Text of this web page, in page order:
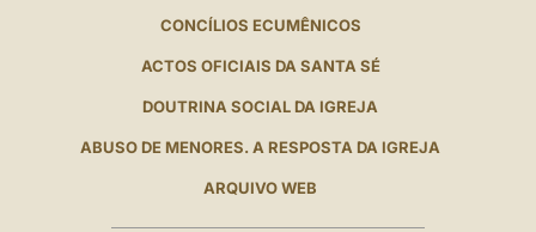
CONCÍLIOS ECUMÊNICOS
ACTOS OFICIAIS DA SANTA SÉ
DOUTRINA SOCIAL DA IGREJA
ABUSO DE MENORES. A RESPOSTA DA IGREJA
ARQUIVO WEB